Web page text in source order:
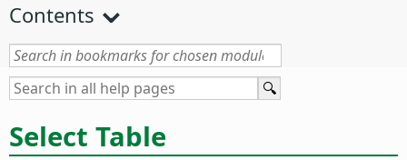
Contents
Select Table